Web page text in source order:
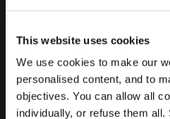
This website uses cookies
We use cookies to make our
personalised content, and to
objectives. You can allow all
individually, or refuse them
Sijainti